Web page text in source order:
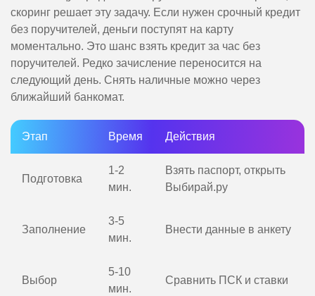
скоринг решает эту задачу. Если нужен срочный кредит
без поручителей, деньги поступят на карту
моментально. Это шанс взять кредит за час без
поручителей. Редко зачисление переносится на
следующий день. Снять наличные можно через
ближайший банкомат.
Этап Время Действия
Подготовка
1-2
мин.
Взять паспорт, открыть
Выбирай.ру
Заполнение
3-5
мин.
Внести данные в анкету
Выбор
5-10
мин.
Сравнить ПСК и ставки